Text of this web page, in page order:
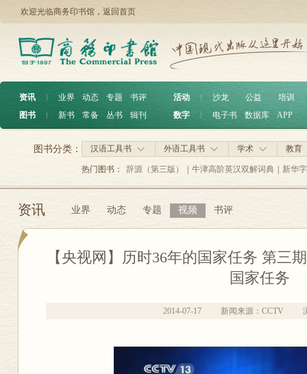
欢迎光临商务印书馆， 返回首页
资讯 ︱ 业界 动态 专题
书评
图书
︱ 新书 常备 丛书 辑刊
活动 沙龙 公益
培训
数字
电子书 数据库 APP
汉语工具书 外语工具书 学术 教育
图书分类：
热门图书： 辞源（第三版） 牛津高阶英汉双解词典 新华
资讯 业界 动态 专题 视频 书评
【央视网】历时36年的国家任务 第三
国家任务
2014-07-17 新闻来源：CCTV